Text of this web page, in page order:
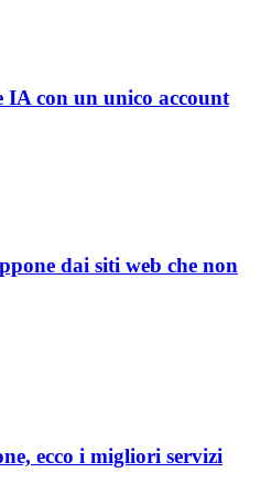
IA con un unico account
dai siti web che non
ecco i migliori servizi